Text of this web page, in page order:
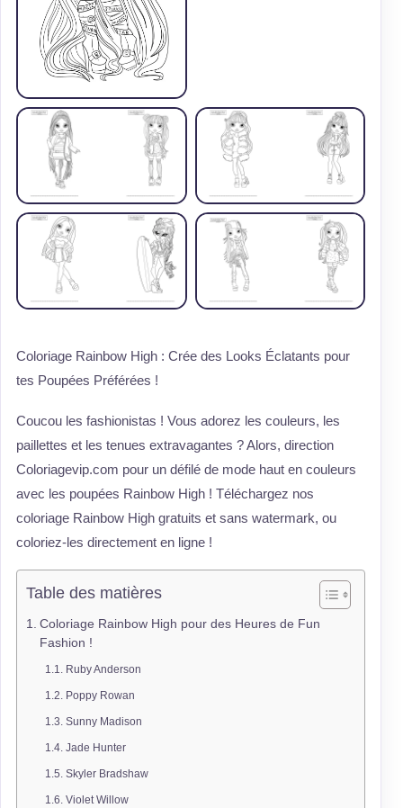
Coloriage Rainbow High : Crée des Looks Éclatants pour
tes Poupées Préférées !
Coucou les fashionistas ! Vous adorez les couleurs, les
paillettes et les tenues extravagantes ? Alors, direction
Coloriagevip.com pour un défilé de mode haut en couleurs
avec les poupées Rainbow High ! Téléchargez nos
coloriage Rainbow High gratuits et sans watermark, ou
coloriez-les directement en ligne !
Table des matières
Coloriage Rainbow High pour des Heures de Fun
Fashion !
Ruby Anderson
Poppy Rowan
Sunny Madison
Jade Hunter
Skyler Bradshaw
Violet Willow